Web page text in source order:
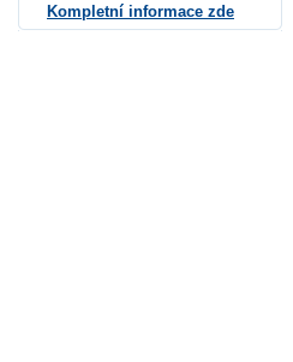
Kompletní informace zde